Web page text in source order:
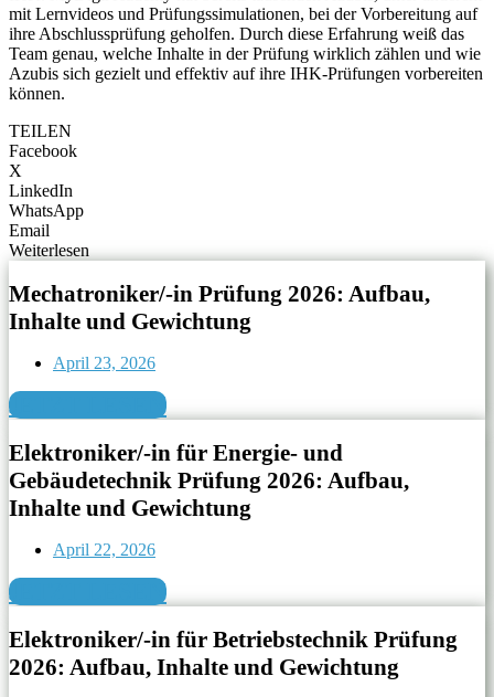
mit Lernvideos und Prüfungssimulationen, bei der Vorbereitung auf
ihre Abschlussprüfung geholfen. Durch diese Erfahrung weiß das
Team genau, welche Inhalte in der Prüfung wirklich zählen und wie
Azubis sich gezielt und effektiv auf ihre IHK-Prüfungen vorbereiten
können.
TEILEN
Facebook
X
LinkedIn
WhatsApp
Email
Weiterlesen
Mechatroniker/-in Prüfung 2026: Aufbau,
Inhalte und Gewichtung
April 23, 2026
JETZT LESEN
Elektroniker/-in für Energie- und
Gebäudetechnik Prüfung 2026: Aufbau,
Inhalte und Gewichtung
April 22, 2026
JETZT LESEN
Elektroniker/-in für Betriebstechnik Prüfung
2026: Aufbau, Inhalte und Gewichtung